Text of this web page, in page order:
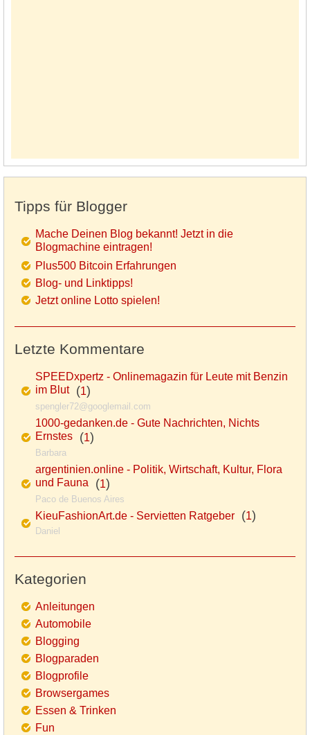
Tipps für Blogger
Mache Deinen Blog bekannt! Jetzt in die
Blogmachine eintragen!
Plus500 Bitcoin Erfahrungen
Blog- und Linktipps!
Jetzt online Lotto spielen!
Letzte Kommentare
SPEEDxpertz - Onlinemagazin für Leute mit Benzin
im Blut(1)
spengler72@googlemail.com
1000-gedanken.de - Gute Nachrichten, Nichts
Ernstes (1)
Barbara
argentinien.online - Politik, Wirtschaft, Kultur, Flora
und Fauna (1)
Paco de Buenos Aires
KieuFashionArt.de - Servietten Ratgeber (1)
Daniel
Kategorien
Anleitungen
Automobile
Blogging
Blogparaden
Blogprofile
Browsergames
Essen & Trinken
Fun